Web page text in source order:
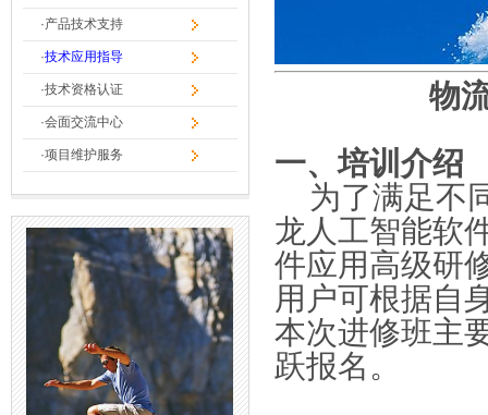
·产品技术支持
·技术应用指导
·技术资格认证
·会面交流中心
·项目维护服务
物
一、培训介绍
为了满足不
龙人工智能软
件应用高级研
用户可根据自
本次进修班主
跃报名。